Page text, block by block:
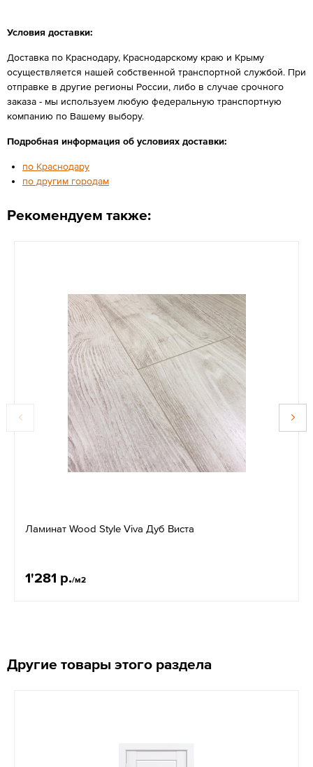
Условия доставки:
Доставка по Краснодару, Краснодарскому краю и Крыму
осуществляется нашей собственной транспортной службой. При
отправке в другие регионы России, либо в случае срочного
заказа - мы используем любую федеральную транспортную
компанию по Вашему выбору.
Подробная информация об условиях доставки:
по Краснодару
по другим городам
Рекомендуем также:
Ламинат Wood Style Viva Дуб Виста
1'281 р./м2
Другие товары этого раздела